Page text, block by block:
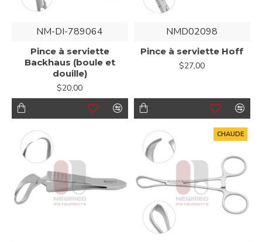
NM-DI-789064
Pince à serviette
Backhaus (boule et
douille)
$20,00
NMD02098
Pince à serviette Hoff
$27,00
CHAUDE